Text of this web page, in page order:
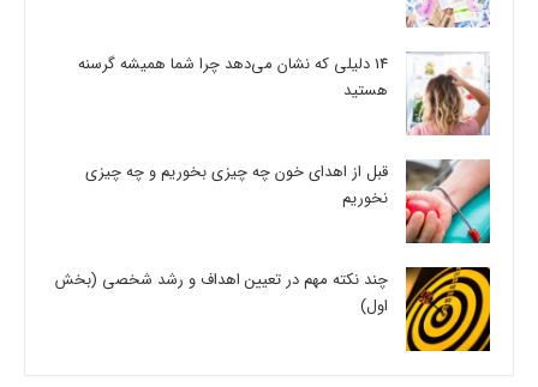
14 دلیلی که نشان می‌دهد چرا شما همیشه گرسنه
هستید
قبل از اهدای خون چه چیزی بخوریم و چه چیزی
نخوریم
چند نکته مهم در تعیین اهداف و رشد شخصی (بخش
اول)